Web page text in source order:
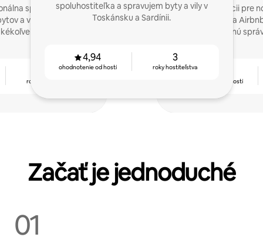
spoluhostiteľka a
a víl. Neváhajte ma
informácie.
roky hostiteľstva
spoluhostiteľka a spravujem byty a vily v
Toskánsku a Sardínii.
4,94
ohodnotenie od hostí
3
roky hostiteľstva
Vždy k dispozícii pre
ich vzali do sveta
o úplnú
ohodnotenie od hostí
Začať je jednoduché
01